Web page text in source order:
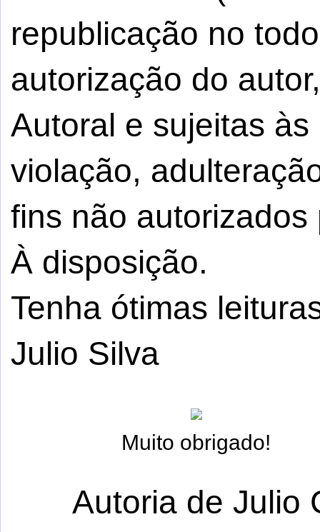
republicação no
autorização do
Autoral e sujeitas
violação,
fins não autorizados
À disposição.
Tenha ótimas
Julio Silva
Muito obrigado!
Autoria de Julio